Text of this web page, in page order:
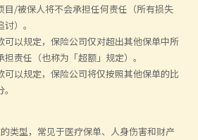
目/被保人将不会承担任何责任（所有损失
）。
可以规定，保险公司仅对超出其他保单中所
责任（也称为「超额」规定）。
可以规定，保险公司将仅按照其他保单的比
类型，常见于医疗保单、人身伤害和财产